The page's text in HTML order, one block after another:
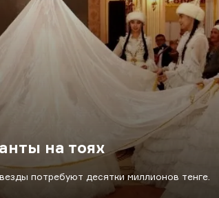
на тоях
потребуют десятки миллионов тенге.